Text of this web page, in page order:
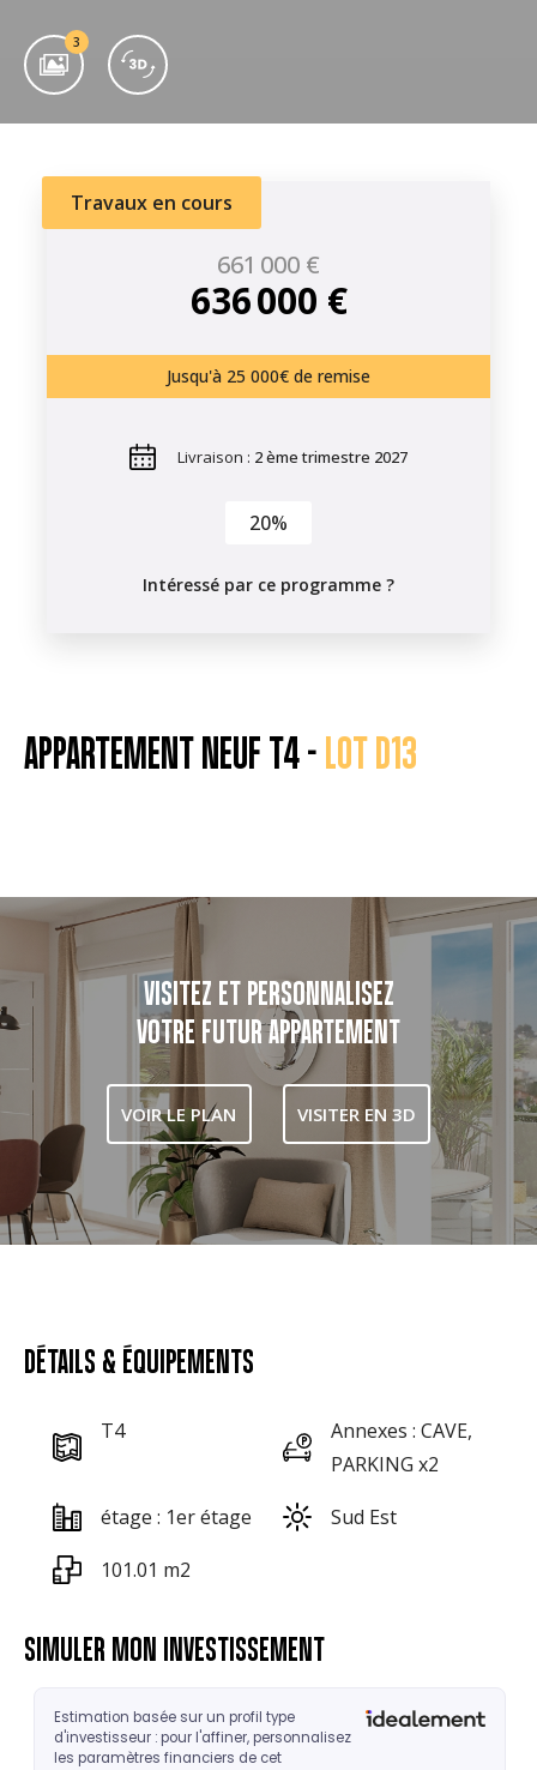
3
Travaux en cours
661 000 €
636 000 €
Jusqu'à 25 000€ de remise
Livraison : 2 ème trimestre 2027
20%
Intéressé par ce programme ?
APPARTEMENT NEUF T4 - LOT D13
VISITEZ ET PERSONNALISEZ
VOTRE FUTUR APPARTEMENT
VOIR LE PLAN VISITER EN 3D
DÉTAILS & ÉQUIPEMENTS
T4
Annexes : CAVE,
PARKING x2
étage : 1er étage
Sud Est
101.01 m2
SIMULER MON INVESTISSEMENT